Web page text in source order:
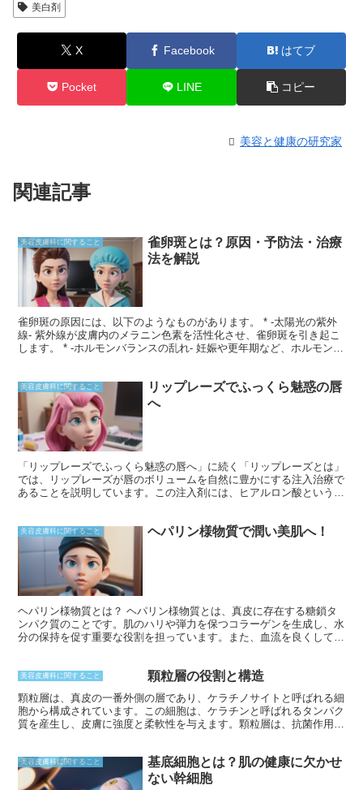
美白剤
X Facebook はてブ
Pocket LINE コピー
美容と健康の研究家
関連記事
美容皮膚科に関すること
雀卵斑とは？原因・予防法・治療
法を解説
雀卵斑の原因には、以下のようなものがあります。 * -太陽光の紫外
線- 紫外線が皮膚内のメラニン色素を活性化させ、雀卵斑を引き起こ
します。 * -ホルモンバランスの乱れ- 妊娠や更年期など、ホルモンバ
生されます。 * -遺伝- 雀卵斑は遺伝的な要因も関係しており、家族に
雀卵斑がある人は発生しやすい傾向があります。 * -加齢- 年齢を重ね
ると、皮膚のターンオーバーが遅くなり、メラニンが蓄積しやすくな
ります。
美容皮膚科に関すること
リップレーズでふっくら魅惑の唇
へ
「リップレーズでふっくら魅惑の唇へ」に続く「リップレーズとは」
では、リップレーズが唇のボリュームを自然に豊かにする注入治療で
あることを説明しています。この注入剤には、ヒアルロン酸という体
使用しないためダウンタイムがほとんどなく、手軽に唇の印象を変え
られることも特徴です。
美容皮膚科に関すること ヘパリン様物質で潤い美肌へ！
ヘパリン様物質とは？ ヘパリン様物質とは、真皮に存在する糖鎖タ
ンパク質のことです。肌のハリや弾力を保つコラーゲンを生成し、水
分の保持を促す重要な役割を担っています。また、血流を良くして炎
とができます。
美容皮膚科に関すること 顆粒層の役割と構造
顆粒層は、真皮の一番外側の層であり、ケラチノサイトと呼ばれる細
胞から構成されています。この細胞は、ケラチンと呼ばれるタンパク
質を産生し、皮膚に強度と柔軟性を与えます。顆粒層は、抗菌作用を
より、顆粒層は皮膚の健康と防御に重要な役割を果たしています。
美容皮膚科に関すること
基底細胞とは？肌の健康に欠かせ
ない幹細胞